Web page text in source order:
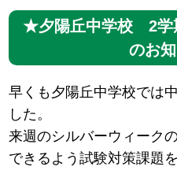
★夕陽丘中学校 2学
のお
早くも夕陽丘中学校では
した。
来週のシルバーウィーク
できるよう試験対策課題